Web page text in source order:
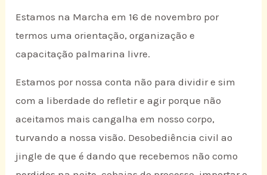
Estamos na Marcha em 16 de novembro por
termos uma orientação, organização e
capacitação palmarina livre.
Estamos por nossa conta não para dividir e sim
com a liberdade do refletir e agir porque não
aceitamos mais cangalha em nosso corpo,
turvando a nossa visão. Desobediência civil ao
jingle de que é dando que recebemos não como